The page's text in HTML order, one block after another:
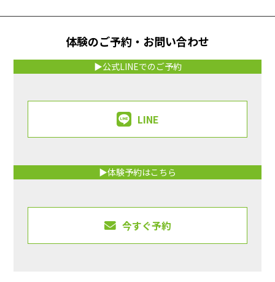
体験のご予約・お問い合わせ
▶公式LINEでのご予約
LINE
▶体験予約はこちら
今すぐ予約